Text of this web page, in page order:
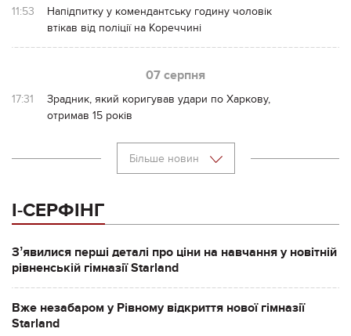
11:53
Напідпитку у комендантську годину чоловік
втікав від поліції на Кореччині
07 серпня
17:31
Зрадник, який коригував удари по Харкову,
отримав 15 років
Більше новин
І-СЕРФІНГ
Зʼявилися перші деталі про ціни на навчання у новітній
рівненській гімназії Starland
Вже незабаром у Рівному відкриття нової гімназії
Starland